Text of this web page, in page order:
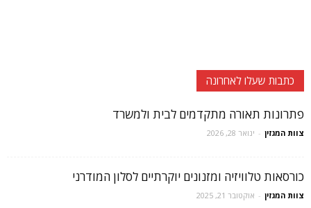
כתבות שעלו לאחרונה
פתרונות תאורה מתקדמים לבית ולמשרד
צוות המגזין - ינואר 28, 2026
כורסאות טלוויזיה ומזנונים יוקרתיים לסלון המודרני
צוות המגזין - אוקטובר 21, 2025